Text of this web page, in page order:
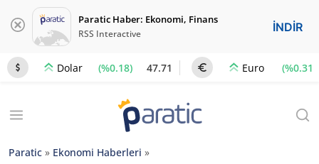
Paratic Haber: Ekonomi, Finans
RSS Interactive İNDİR
Dolar (%0.18) 47.71 Euro (%0.31)
Paratic » Ekonomi Haberleri »